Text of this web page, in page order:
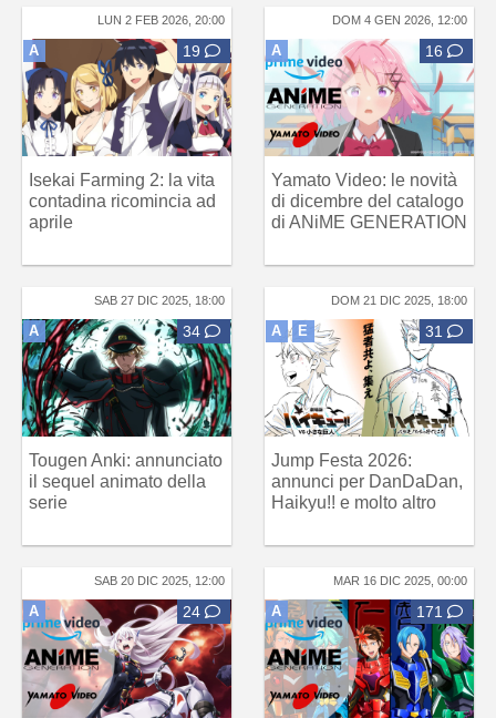
LUN 2 FEB 2026, 20:00
A 19
Isekai Farming 2: la vita
contadina ricomincia ad
aprile
DOM 4 GEN 2026, 12:00
A 16
Yamato Video: le novità
di dicembre del catalogo
di ANiME GENERATION
SAB 27 DIC 2025, 18:00
A 34
Tougen Anki: annunciato
il sequel animato della
serie
DOM 21 DIC 2025, 18:00
A E 31
Jump Festa 2026:
annunci per DanDaDan,
Haikyu!! e molto altro
SAB 20 DIC 2025, 12:00
A 24
MAR 16 DIC 2025, 00:00
A 171